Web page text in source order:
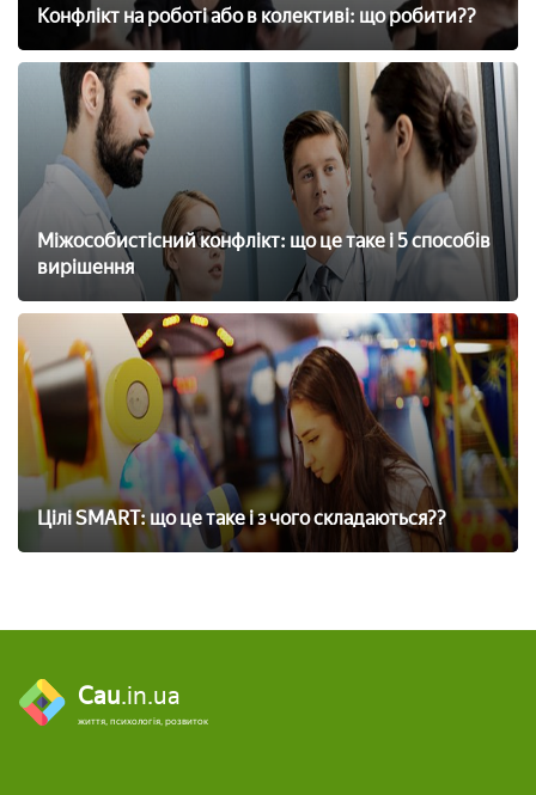
Конфлікт на роботі або в колективі: що робити??
Міжособистісний конфлікт: що це таке і 5 способів
вирішення
Цілі SMART: що це таке і з чого складаються??
Cau.in.ua
життя, психологія, розвиток